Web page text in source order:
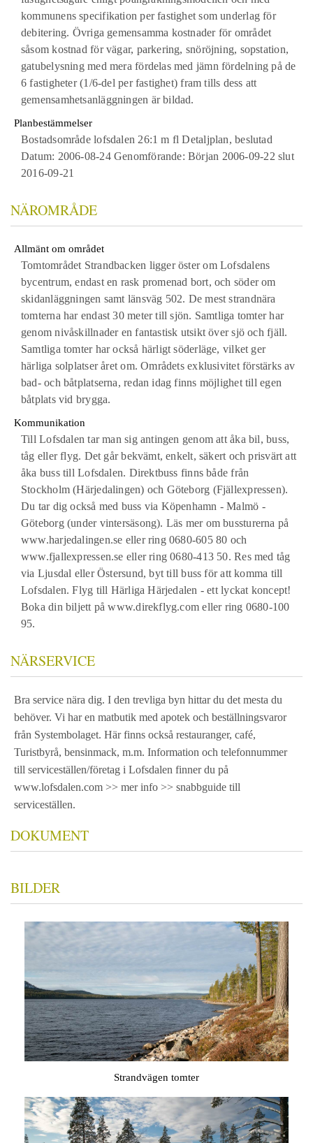
kommunens specifikation per fastighet som underlag för
debitering. Övriga gemensamma kostnader för området
såsom kostnad för vägar, parkering, snöröjning, sopstation,
gatubelysning med mera fördelas med jämn fördelning på de
6 fastigheter (1/6-del per fastighet) fram tills dess att
gemensamhetsanläggningen är bildad.
Planbestämmelser
Bostadsområde lofsdalen 26:1 m fl Detaljplan, beslutad
Datum: 2006-08-24 Genomförande: Början 2006-09-22 slut
2016-09-21
NÄROMRÅDE
Allmänt om området
Tomtområdet Strandbacken ligger öster om Lofsdalens
bycentrum, endast en rask promenad bort, och söder om
skidanläggningen samt länsväg 502. De mest strandnära
tomterna har endast 30 meter till sjön. Samtliga tomter har
genom nivåskillnader en fantastisk utsikt över sjö och fjäll.
Samtliga tomter har också härligt söderläge, vilket ger
härliga solplatser året om. Områdets exklusivitet förstärks av
bad- och båtplatserna, redan idag finns möjlighet till egen
båtplats vid brygga.
Kommunikation
Till Lofsdalen tar man sig antingen genom att åka bil, buss,
tåg eller flyg. Det går bekvämt, enkelt, säkert och prisvärt att
åka buss till Lofsdalen. Direktbuss finns både från
Stockholm (Härjedalingen) och Göteborg (Fjällexpressen).
Du tar dig också med buss via Köpenhamn - Malmö -
Göteborg (under vintersäsong). Läs mer om bussturerna på
www.harjedalingen.se eller ring 0680-605 80 och
www.fjallexpressen.se eller ring 0680-413 50. Res med tåg
via Ljusdal eller Östersund, byt till buss för att komma till
Lofsdalen. Flyg till Härliga Härjedalen - ett lyckat koncept!
Boka din biljett på www.direkflyg.com eller ring 0680-100
95.
NÄRSERVICE
Bra service nära dig. I den trevliga byn hittar du det mesta du
behöver. Vi har en matbutik med apotek och beställningsvaror
från Systembolaget. Här finns också restauranger, café,
Turistbyrå, bensinmack, m.m. Information och telefonnummer
till serviceställen/företag i Lofsdalen finner du på
www.lofsdalen.com >> mer info >> snabbguide till
serviceställen.
DOKUMENT
BILDER
Strandvägen tomter